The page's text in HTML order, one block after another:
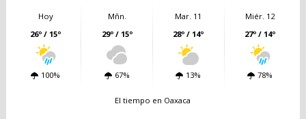
Hoy
26º / 15º
100%
Mñn.
29º / 15º
67%
Mar. 11
28º / 14º
13%
Miér. 12
27º / 14º
78%
El tiempo en Oaxaca